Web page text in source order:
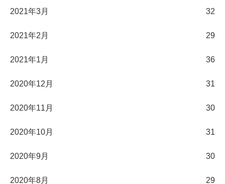
2021年3月 32
2021年2月 29
2021年1月 36
2020年12月 31
2020年11月 30
2020年10月 31
2020年9月 30
2020年8月 29